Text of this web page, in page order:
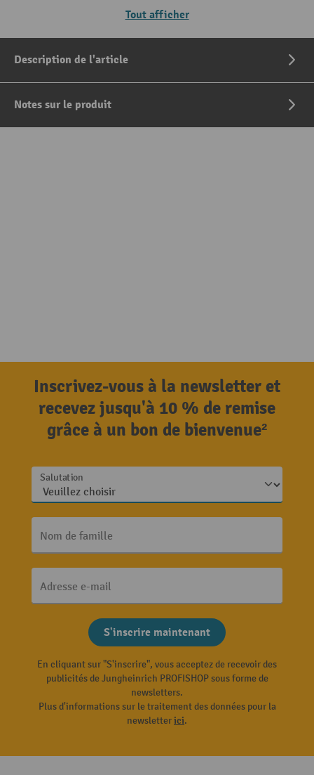
Tout afficher
Description de l'article
Notes sur le produit
Inscrivez-vous à la newsletter et
recevez jusqu'à 10 % de remise
grâce à un bon de bienvenue²
Salutation
Nom de famille
Adresse e-mail
S'inscrire maintenant
En cliquant sur "S'inscrire", vous acceptez de recevoir des
publicités de Jungheinrich PROFISHOP sous forme de
newsletters.
Plus d'informations sur le traitement des données pour la
newsletterici.